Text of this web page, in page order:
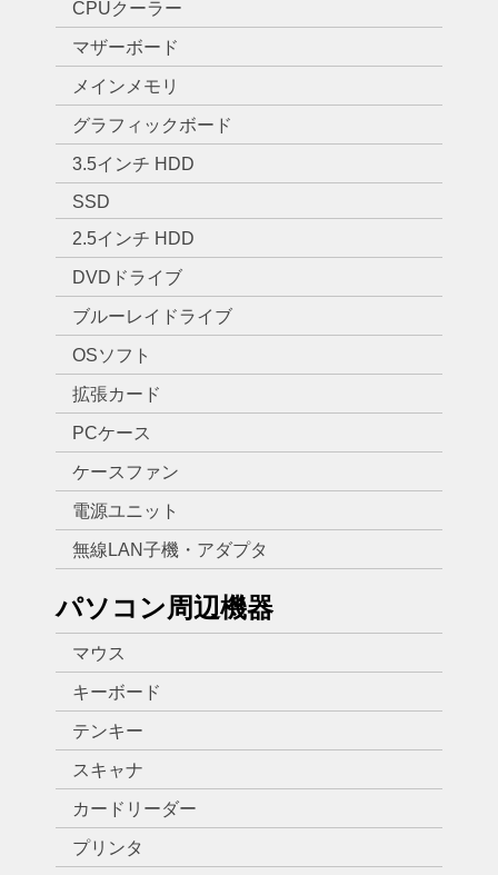
CPUクーラー
マザーボード
メインメモリ
グラフィックボード
3.5インチ HDD
SSD
2.5インチ HDD
DVDドライブ
ブルーレイドライブ
OSソフト
拡張カード
PCケース
ケースファン
電源ユニット
無線LAN子機・アダプタ
パソコン周辺機器
マウス
キーボード
テンキー
スキャナ
カードリーダー
プリンタ